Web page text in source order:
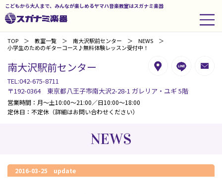
こどもから大人まで、みんなが楽しめるヤマハ音楽教室はスガナミ楽器
TOP 教室一覧 南大沢駅前センター
NEWS
小学生のためのギターコース♪無料体験レッスン受付中！
南大沢駅前センター
TEL:042-675-8711
〒192-0364 東京都八王子市南大沢2-28-1 ガレリア・ユギ 5階
営業時間：月～土10:00～21:00／日10:00～18:00
定休日：不定休（詳細はお問い合わせください）
NEWS
2016-03-25 update